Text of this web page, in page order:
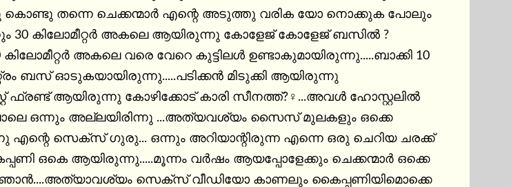
കൊണ്ടു തന്നെ ചെക്കന്മാർ എന്റെ അടുത്തു വരിക യോ നൊക്കുക പോലും
കിലോമീറ്റർ അകലെ ആയിരുന്നു കോളേജ്‌ കോളേജ്‌ ബസിൽ ?
അകലെ വരെ വേറെ കുട്ടിലൾ ഉണ്ടാകുമായിരുന്നു.....ബാക്കി 10
മിടുക്കി ആയിരുന്നു
അല്ലയിരിന്നു ...അത്യവശ്യം സൈസ്‌ മുലകളും ഒക്കെ
എന്നെ ഒരു ചെറിയ ചരക്ക്‌
ഒകെ ആയിരുന്നു.....മൂന്നം വർഷം ആയപ്പോളേക്കും ചെക്കന്മാർ ഒക്കെ
നോക്കുന്ന ഒരു ചരക്കയി ? മാറി ഞാൻ....അത്യാവശ്യം സെക്സ്‌ വീഡിയോ കാണലും കൈപ്പണിയിമൊക്കെ